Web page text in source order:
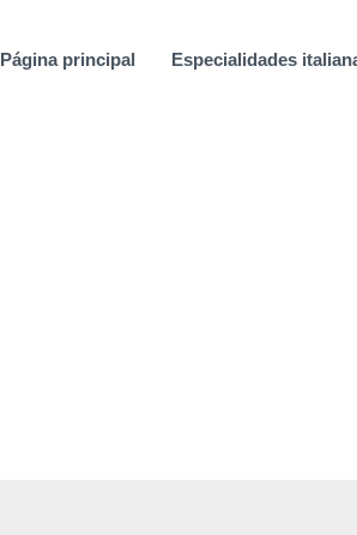
Página principal Especialidades